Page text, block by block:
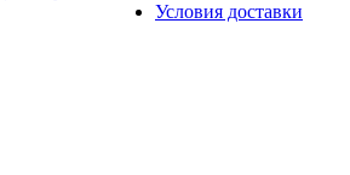
Условия доставки